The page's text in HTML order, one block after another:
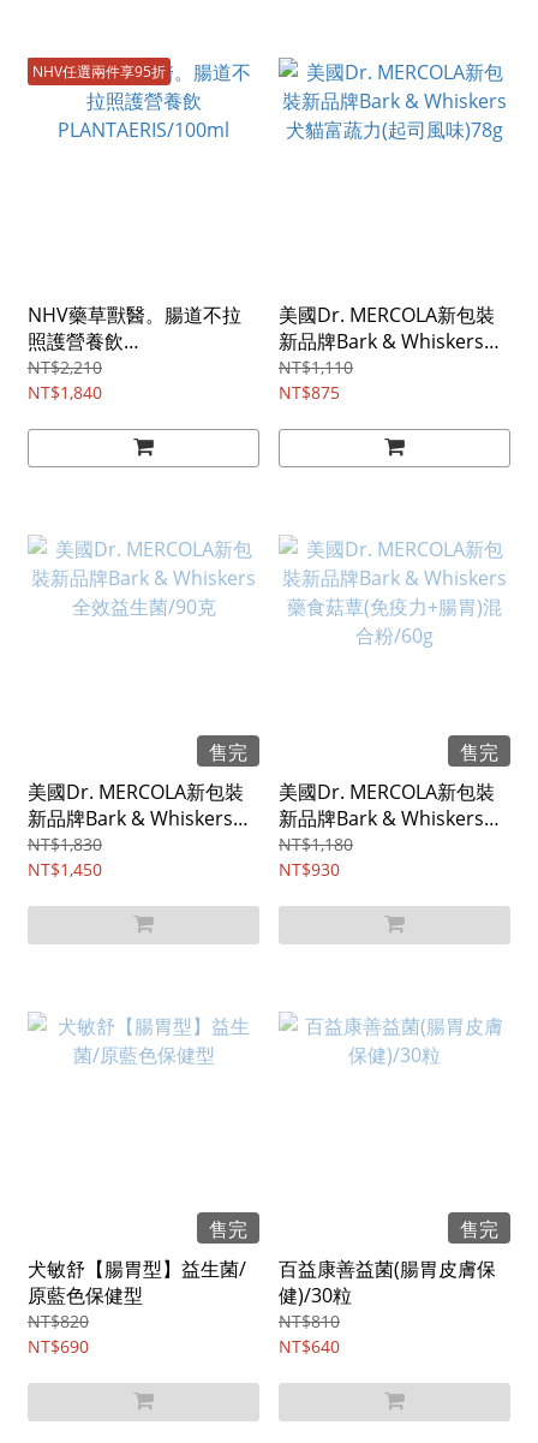
NHV任選兩件享95折
NHV藥草獸醫。腸道不拉
照護營養飲
PLANTAERIS/100ml
NT$2,210
NT$1,840
美國Dr. MERCOLA新包裝
新品牌Bark & Whiskers犬
貓富蔬力(起司風味)78g
NT$1,110
NT$875
售完
美國Dr. MERCOLA新包裝
新品牌Bark & Whiskers全
效益生菌/90克
NT$1,830
NT$1,450
售完
美國Dr. MERCOLA新包裝
新品牌Bark & Whiskers藥
食菇蕈(免疫力+腸胃)混合
粉/60g
NT$1,180
NT$930
售完
犬敏舒【腸胃型】益生菌/
原藍色保健型
NT$820
NT$690
售完
百益康善益菌(腸胃皮膚保
健)/30粒
NT$810
NT$640